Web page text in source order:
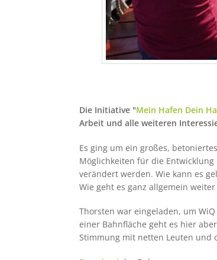
Die Initiative "Mein Hafen Dein
Arbeit und alle weiteren
Es ging um ein großes,
Möglichkeiten für die
verändert werden. Wie kann es
Wie geht es ganz allgemein
Thorsten war eingeladen, um
einer Bahnfläche geht es hier
Stimmung mit netten Leuten und